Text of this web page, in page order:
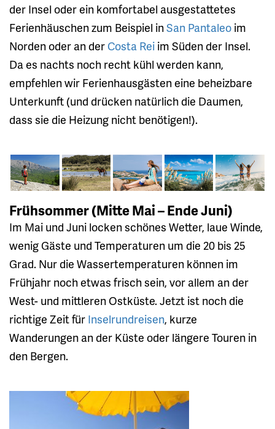
der Insel oder ein komfortabel ausgestattetes
Ferienhäuschen zum Beispiel inSan Pantaleo im
Norden oder an der Costa Rei im Süden der Insel.
Da es nachts noch recht kühl werden kann,
empfehlen wir Ferienhausgästen eine beheizbare
Unterkunft (und drücken natürlich die Daumen,
dass sie die Heizung nicht benötigen!).
Frühsommer (Mitte Mai – Ende Juni)
Im Mai und Juni locken schönes Wetter, laue Winde,
wenig Gäste und Temperaturen um die 20 bis 25
Grad. Nur die Wassertemperaturen können im
Frühjahr noch etwas frisch sein, vor allem an der
West- und mittleren Ostküste. Jetzt ist noch die
richtige Zeit für Inselrundreisen, kurze
Wanderungen an der Küste oder längere Touren in
den Bergen.